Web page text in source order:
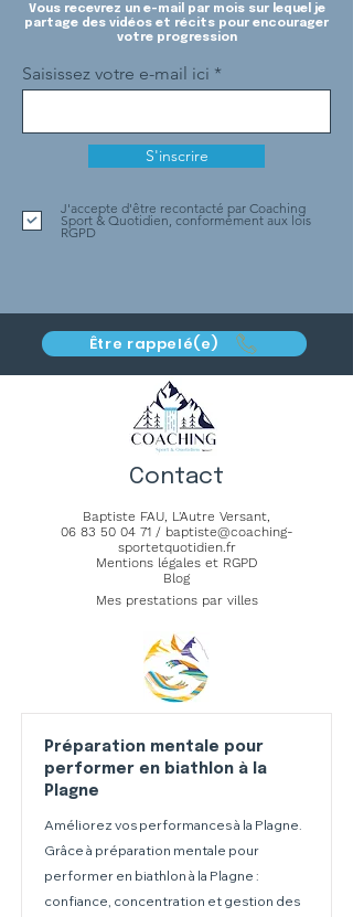
Vous recevrez un e-mail par mois sur lequel je
partage des vidéos et récits pour encourager
votre progression
Saisissez votre e-mail ici
S'inscrire
J'accepte d'être recontacté par Coaching
Sport & Quotidien, conformément aux lois
RGPD
Être rappelé(e)
Contact
Baptiste FAU, L'Autre Versant,
06 83 50 04 71/ baptiste@coaching-
sportetquotidien.fr
Mentions légales et RGPD
Blog
Mes prestations par villes
Préparation mentale pour
performer en biathlon à la
Plagne
Améliorez vos performances à la Plagne.
Grâce à préparation mentale pour
performer en biathlon à la Plagne :
confiance, concentration et gestion des